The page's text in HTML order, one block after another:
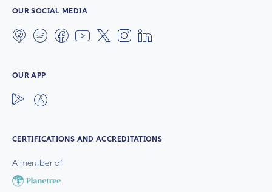
OUR SOCIAL MEDIA
OUR APP
CERTIFICATIONS AND ACCREDITATIONS
A member of